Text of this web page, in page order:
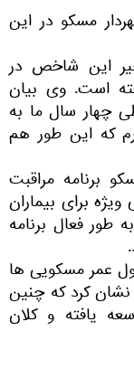
مسکو در این
این شاخص در
سال بالا رفته است. وی بیان
چهار سال ما به
که این طور هم
برنامه مراقبت
برای بیماران
فعال برنامه
عمر مسکویی ها
نشان کرد که چنین
یافته و کلان